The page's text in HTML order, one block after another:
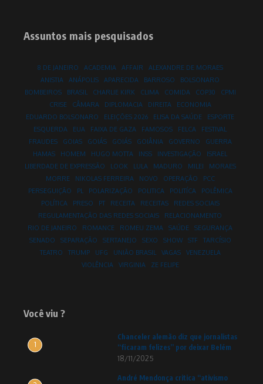
Assuntos mais pesquisados
8 DE JANEIRO ACADEMIA AFFAIR
ALEXANDRE DE MORAES
ANISTIA
ANÁPOLIS APARECIDA BARROSO
BOLSONARO
BOMBEIROS
BRASIL CHARLIE KIRK CLIMA COMIDA COP30
CPMI
CRISE
CÂMARA DIPLOMACIA DIREITA
ECONOMIA
EDUARDO BOLSONARO
ELEIÇÕES 2026 ELISA DA SAÚDE
ESPORTE
ESQUERDA
EUA FAIXA DE GAZA FAMOSOS FELCA
FESTIVAL
FRAUDES
GOIAS GOIÁS GOIÁS GOIÂNIA GOVERNO
GUERRA
HAMAS
HOMEM HUGO MOTTA INSS INVESTIGAÇÃO
ISRAEL
LIBERDADE DE EXPRESSÃO
LOOK LULA MADURO MILEI
MORAES
MORRE
NIKOLAS FERREIRA NOVO OPERAÇÃO
PCC
PERSEGUIÇÃO
PL POLARIZAÇÃO POLITICA POLITÍCA
POLÊMICA
POLÍTICA
PRESO PT RECEITA RECEITAS
REDES SOCIAIS
REGULAMENTAÇÃO DAS REDES SOCIAIS
RELACIONAMENTO
RIO DE JANEIRO
ROMANCE ROMEU ZEMA SAÚDE
SEGURANÇA
SENADO
SEPARAÇÃO SERTANEJO SEXO SHOW STF
TARCÍSIO
TEATRO
TRUMP UFG UNIÃO BRASIL VAGAS
VENEZUELA
VIOLÊNCIA
VIRGINIA ZE FELIPE
Você viu ?
1
Chanceler alemão diz que jornalistas
“ficaram felizes” por deixar Belém
18/11/2025
André Mendonça critica “ativismo